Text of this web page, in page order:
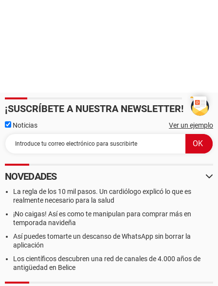
¡SUSCRÍBETE A NUESTRA NEWSLETTER!
Noticias Ver un ejemplo
NOVEDADES
La regla de los 10 mil pasos. Un cardiólogo explicó lo que es
realmente necesario para la salud
¡No caigas! Así es como te manipulan para comprar más en
temporada navideña
Así puedes tomarte un descanso de WhatsApp sin borrar la
aplicación
Los científicos descubren una red de canales de 4.000 años de
antigüedad en Belice